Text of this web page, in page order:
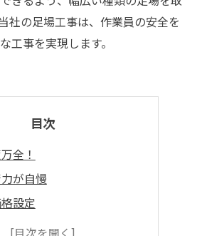
社の足場工事は、作業員の安全を
工事を実現します。
目次
全！
が自慢
設定
ィーな施工